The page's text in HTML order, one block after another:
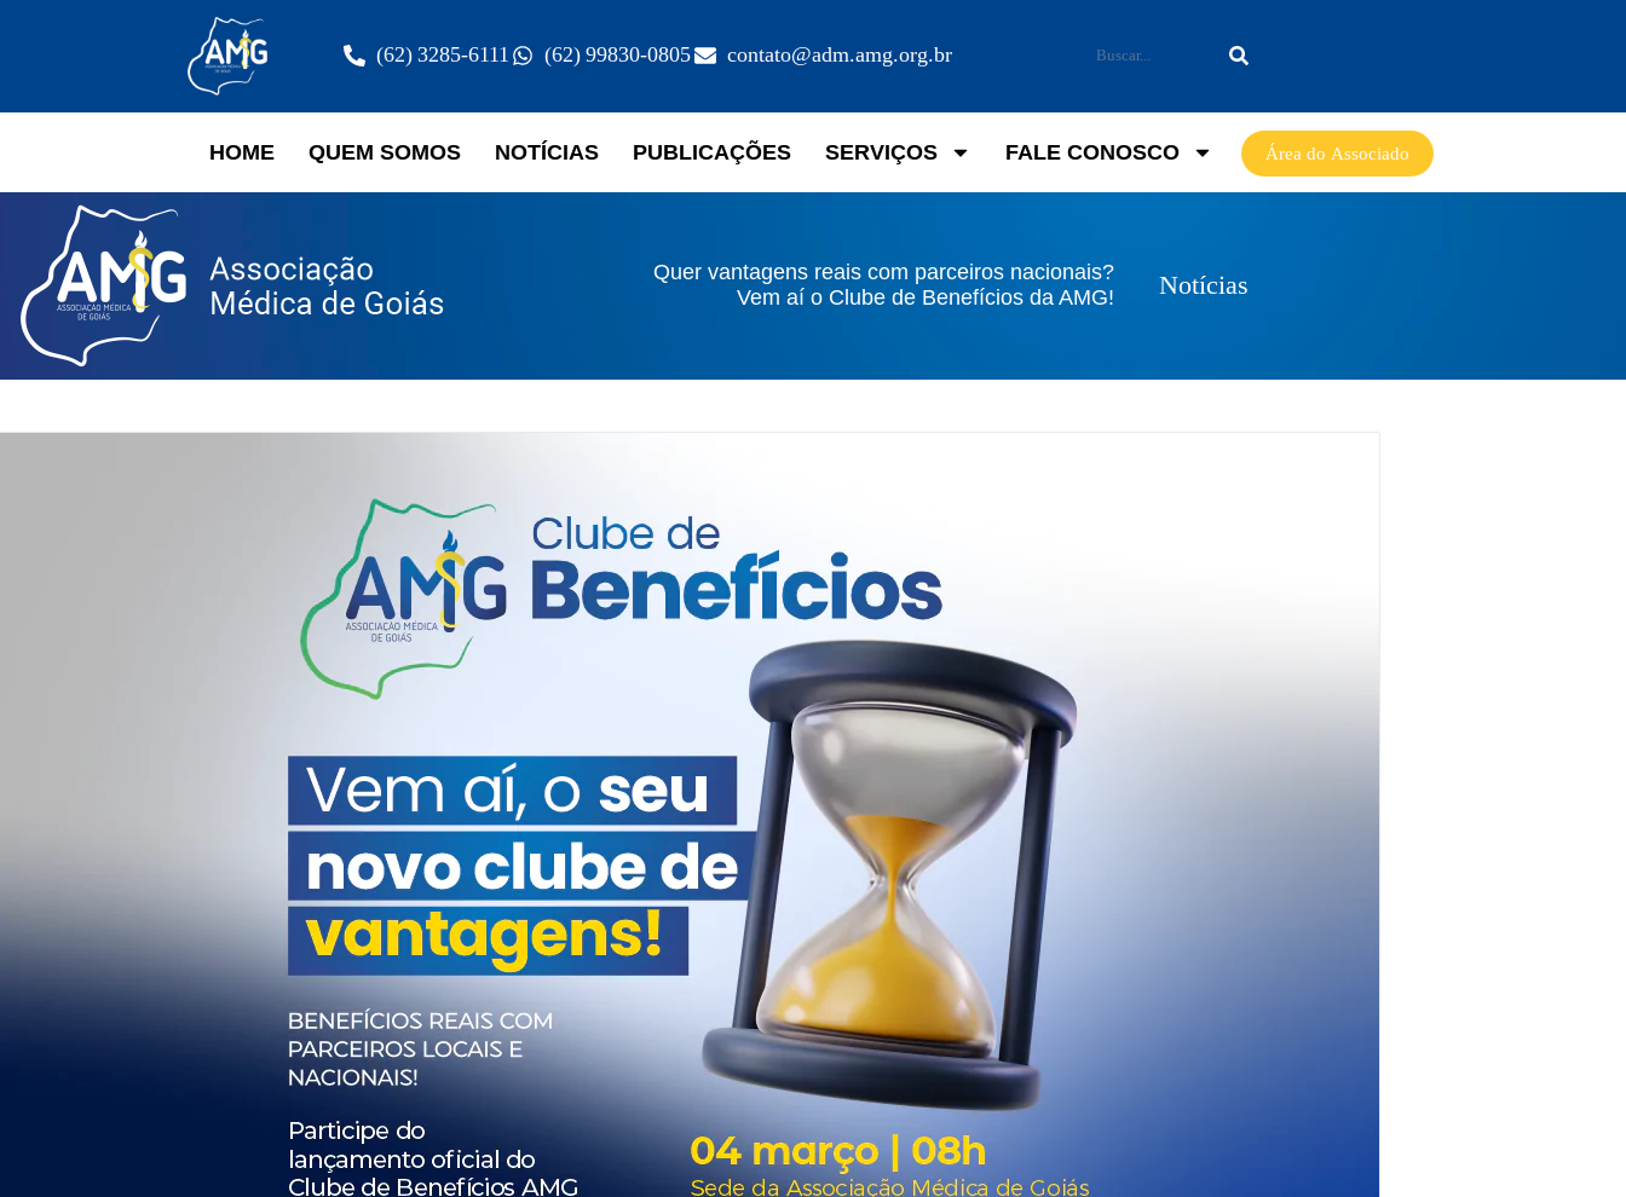
(62) 3285-6111 (62) 99830-0805 contato@adm.amg.org.br
HOME QUEM SOMOS NOTÍCIAS PUBLICAÇÕES SERVIÇOS FALE CONOSCO Área do Associado
Quer vantagens reais com parceiros nacionais?
Vem aí o Clube de Benefícios da AMG!
Notícias